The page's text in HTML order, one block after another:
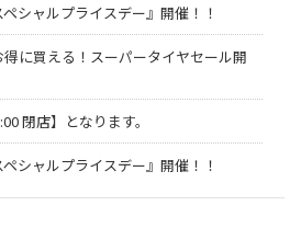
シャルプライスデー』開催！！
に買える！スーパータイヤセール開
閉店】となります。
シャルプライスデー』開催！！